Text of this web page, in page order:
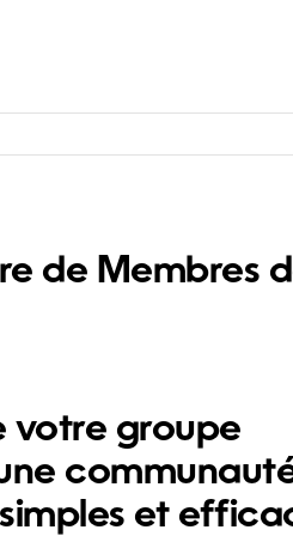
de Membres
votre groupe
et